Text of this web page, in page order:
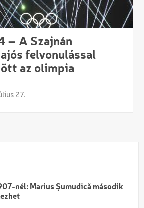
– A Szajnán
felvonulással
az olimpia
27.
nél: Marius Şumudică második